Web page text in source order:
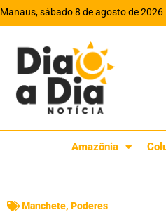
Manaus, sábado 8 de agosto de 2026
Amazônia
Manchete, Poderes